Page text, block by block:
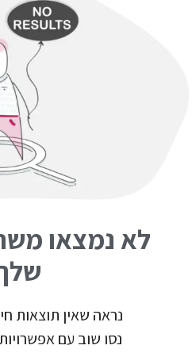
לא נמצאו
נראה שאין תוצאות
נסו שוב עם